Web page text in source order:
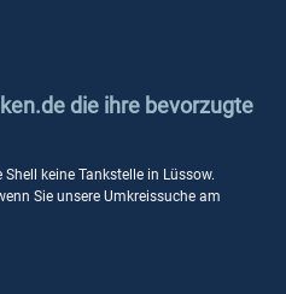
die ihre bevorzugte
keine Tankstelle in Lüssow.
Sie unsere Umkreissuche am